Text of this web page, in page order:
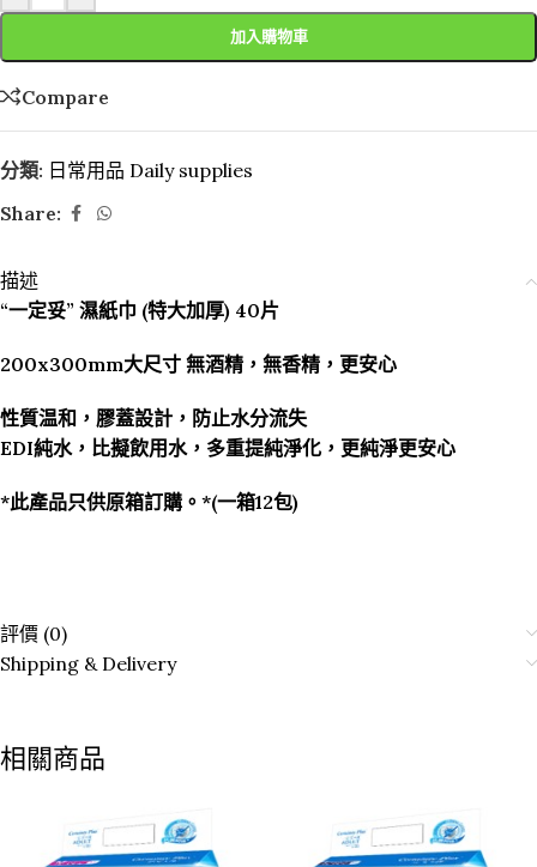
加入購物車
Compare
分類: 日常用品 Daily supplies
Share:
描述
“一定妥” 濕紙巾 (特大加厚) 40片
200x300mm大尺寸 無酒精，無香精，更安心
性質温和，膠蓋設計，防止水分流失
EDI純水，比擬飲用水，多重提純淨化，更純淨更安心
*此產品只供原箱訂購。*(一箱12包)
評價 (0)
Shipping & Delivery
相關商品